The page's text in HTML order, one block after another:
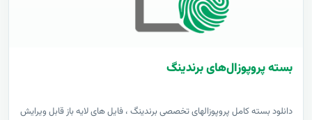
بسته پروپوزال‌های برندینگ
دانلود بسته کامل پروپوزالهای تخصصی برندینگ ، فایل های لایه باز قابل ویرایش